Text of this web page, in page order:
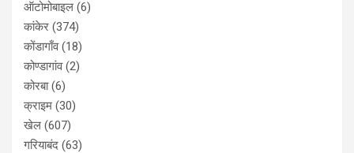
ऑटोमोबाइल (6)
कांकेर (374)
कोंडागाँव(18)
कोण्डागांव(2)
कोरबा(6)
क्राइम (30)
खेल (607)
गरियाबंद (63)